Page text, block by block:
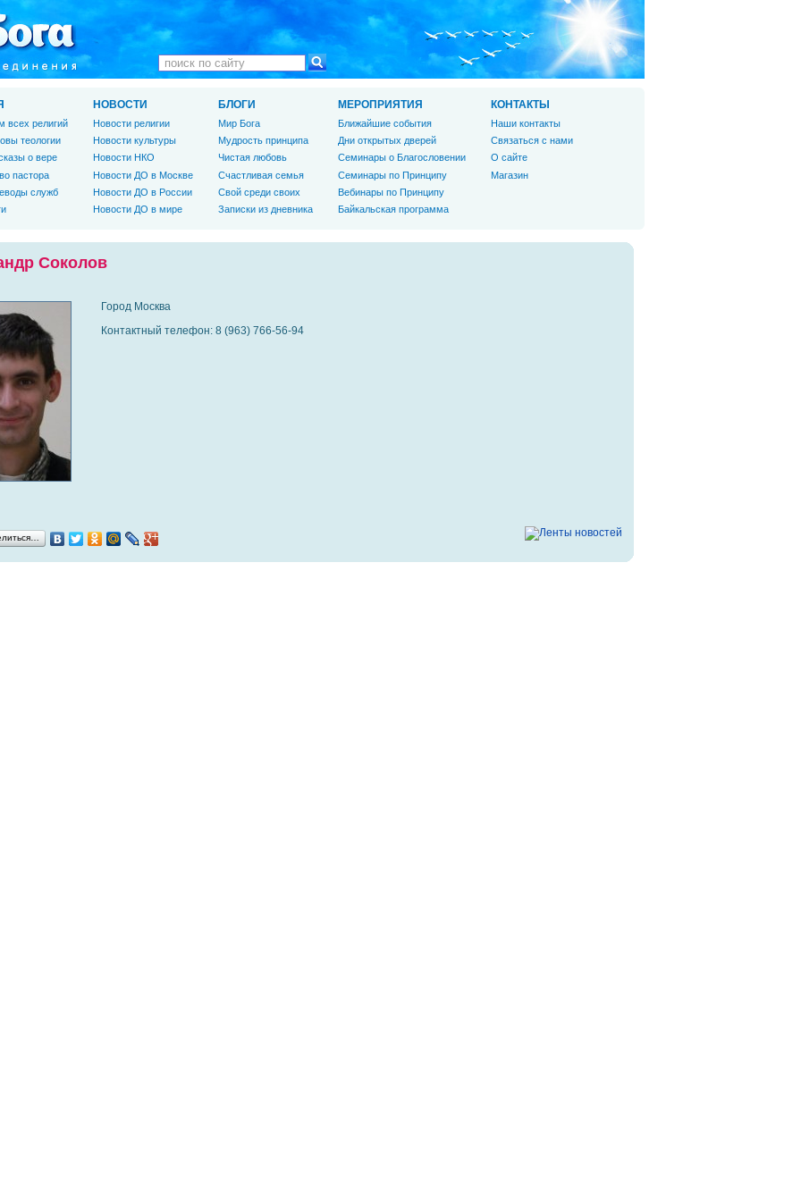
Соколов
Город Москва
Контактный телефон: 8 (963) 766-56-94
всех религий
теологии
о вере
пастора
служб
НОВОСТИ
Новости религии
Новости культуры
Новости НКО
Новости ДО в Москве
Новости ДО в России
Новости ДО в мире
БЛОГИ
Мир Бога
Мудрость принципа
Чистая любовь
Счастливая семья
Свой среди своих
Записки из дневника
МЕРОПРИЯТИЯ
Ближайшие события
Дни открытых дверей
Семинары о Благословении
Семинары по Принципу
Вебинары по Принципу
Байкальская программа
КОНТАКТЫ
Наши контакты
Связаться с нами
О сайте
Магазин